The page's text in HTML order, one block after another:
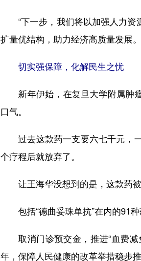
“下一步，我们将以加强人力资源
扩量优结构，助力经济高质量发展
切实强保障，化解民生之忧
新年伊始，在复旦大学附属肿瘤
口气。
过去这款药一支要六七千元，一
个疗程后就放弃了。
让王海华没想到的是，这款药被
包括“德曲妥珠单抗”在内的91种
取消门诊预交金，推进“血费减
年，保障人民健康的改革举措稳步推